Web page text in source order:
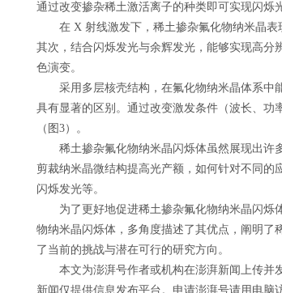
通过改变掺杂稀土激活离子的种类即可实现闪烁
在 X 射线激发下，稀土掺杂氟化物纳米晶表
其次，结合闪烁发光与余辉发光，能够实现高分
色演变。
采用多层核壳结构，在氟化物纳米晶体系中
具有显著的区别。通过改变激发条件（波长、
（图3）。
稀土掺杂氟化物纳米晶闪烁体虽然展现出许
剪裁纳米晶微结构提高光产额，如何针对不同的
闪烁发光等。
为了更好地促进稀土掺杂氟化物纳米晶闪烁
物纳米晶闪烁体，多角度描述了其优点，阐明了
了当前的挑战与潜在可行的研究方向。
本文为澎湃号作者或机构在澎湃新闻上传并
新闻仅提供信息发布平台。申请澎湃号请用电脑